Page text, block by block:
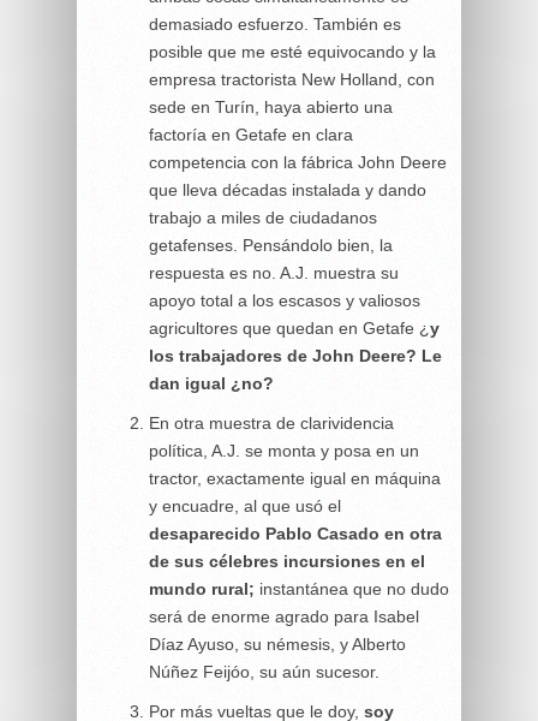
demasiado esfuerzo. También es
posible que me esté equivocando y la
empresa tractorista New Holland, con
sede en Turín, haya abierto una
factoría en Getafe en clara
competencia con la fábrica John Deere
que lleva décadas instalada y dando
trabajo a miles de ciudadanos
getafenses. Pensándolo bien, la
respuesta es no. A.J. muestra su
apoyo total a los escasos y valiosos
agricultores que quedan en Getafe ¿y
los trabajadores de John Deere? Le
dan igual ¿no?
En otra muestra de clarividencia
política, A.J. se monta y posa en un
tractor, exactamente igual en máquina
y encuadre, al que usó el
desaparecido Pablo Casado en otra
de sus célebres incursiones en el
mundo rural; instantánea que no dudo
será de enorme agrado para Isabel
Díaz Ayuso, su némesis, y Alberto
Núñez Feijóo, su aún sucesor.
Por más vueltas que le doy, soy